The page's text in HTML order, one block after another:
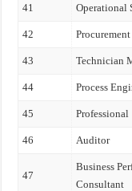
41 Operational
42 Procurement
43 Technician
44 Process
45 Professional
46 Auditor
47
Business
Consultant